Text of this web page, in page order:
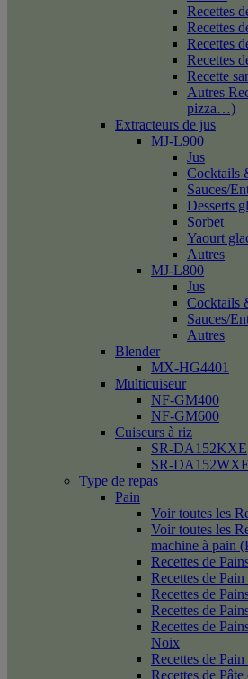
Recettes
Recettes
Recettes
Recettes
Recette
Autres
pizza…)
Extracteurs de jus
MJ-L900
Jus
Cocktails
Sauces/
Desserts
Sorbet
Yaourt
Autres
MJ-L800
Jus
Cocktails
Sauces/
Autres
Blender
MX-HG4401
Multicuiseur
NF-GM400
NF-GM600
Cuiseurs à riz
SR-DA152KXE
SR-DA152WXE
Type de repas
Pain
Voir toutes les
Voir toutes les
machine à pain
Recettes de
Recettes de
Recettes de
Recettes de
Recettes de
Noix
Recettes de
Recettes de